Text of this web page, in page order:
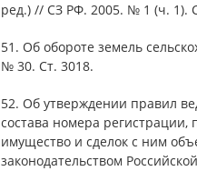
ред.) // СЗ РФ. 2005. № 1 (ч. 1).
51. Об обороте земель
№ 30. Ст. 3018.
52. Об утверждении правил
состава номера
имущество и сделок с ним
законодательством